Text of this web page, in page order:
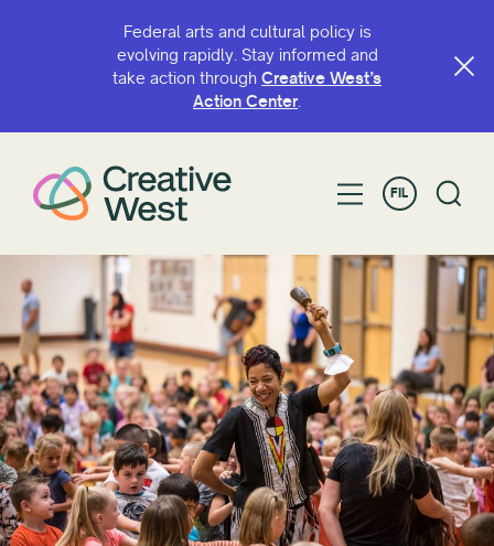
Federal arts and cultural policy is
evolving rapidly. Stay informed and
take action through Creative West’s
Action Center.
FIL
MAGHANAP AYON SA PANGALAN O KEYWORD
I-FILTER SA PAMAMAGITAN NG
Grant
pakikisama
taon
Uri ng Tatanggap